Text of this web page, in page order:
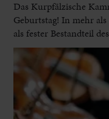
Das Kurpfälzische
Geburtstag! In mehr
als fester Bestandteil